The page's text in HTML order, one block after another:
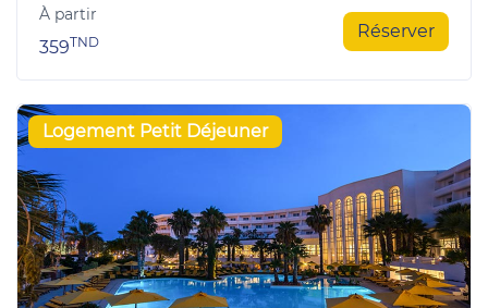
À partir
359TND Réserver
Logement Petit Déjeuner